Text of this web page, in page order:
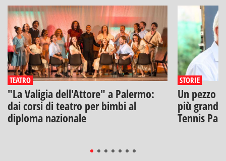
TEATRO
"La Valigia dell'Attore" a Palermo:
dai corsi di teatro per bimbi al
diploma nazionale
STORIE
Un pezzo
più
Tennis